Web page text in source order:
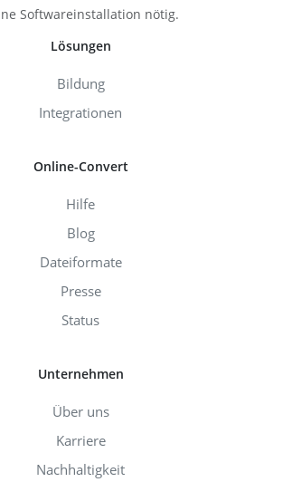
Softwareinstallation nötig.
Lösungen
Bildung
Integrationen
Online-Convert
Hilfe
Blog
Dateiformate
Presse
Status
Unternehmen
Über uns
Karriere
Nachhaltigkeit